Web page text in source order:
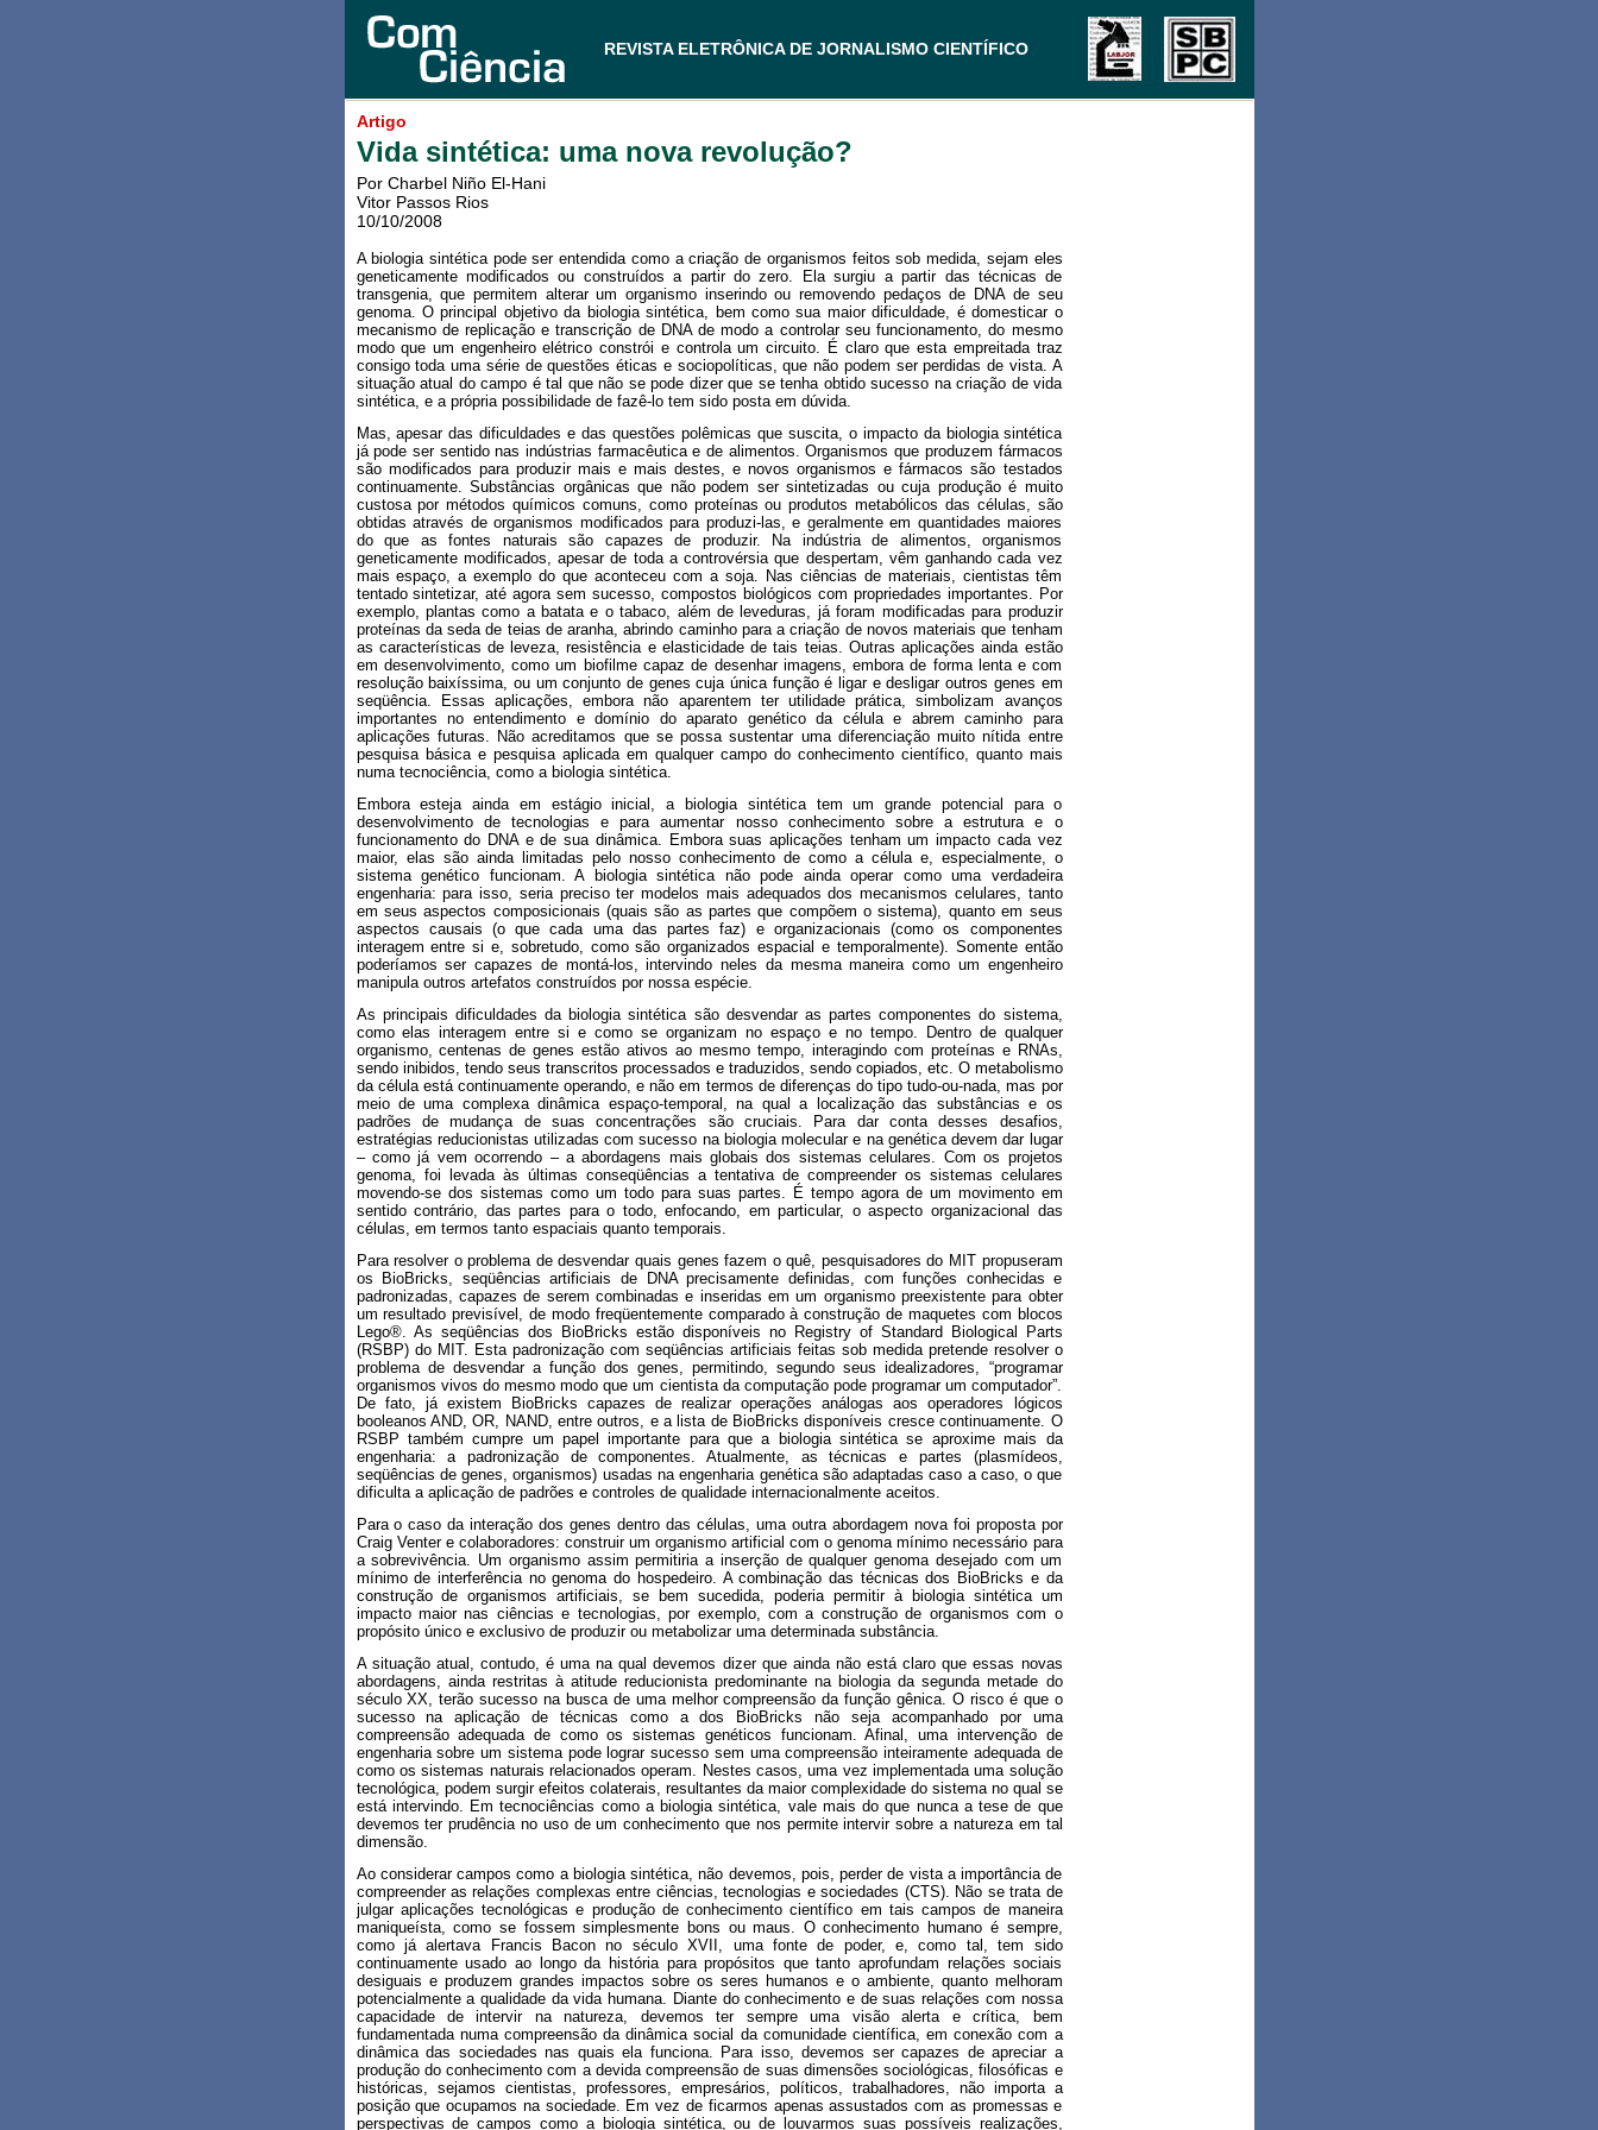
REVISTA ELETRÔNICA DE JORNALISMO CIENTÍFICO
Artigo
Vida sintética: uma nova revolução?
Por Charbel Niño El-Hani
Vitor Passos Rios
10/10/2008
A biologia sintética pode ser entendida como a criação de organismos feitos sob medida, sejam eles
geneticamente modificados ou construídos a partir do zero. Ela surgiu a partir das técnicas de
transgenia, que permitem alterar um organismo inserindo ou removendo pedaços de DNA de seu
genoma. O principal objetivo da biologia sintética, bem como sua maior dificuldade, é domesticar o
mecanismo de replicação e transcrição de DNA de modo a controlar seu funcionamento, do mesmo
modo que um engenheiro elétrico constrói e controla um circuito. É claro que esta empreitada traz
consigo toda uma série de questões éticas e sociopolíticas, que não podem ser perdidas de vista. A
situação atual do campo é tal que não se pode dizer que se tenha obtido sucesso na criação de vida
sintética, e a própria possibilidade de fazê-lo tem sido posta em dúvida.
Mas, apesar das dificuldades e das questões polêmicas que suscita, o impacto da biologia sintética
já pode ser sentido nas indústrias farmacêutica e de alimentos. Organismos que produzem fármacos
são modificados para produzir mais e mais destes, e novos organismos e fármacos são testados
continuamente. Substâncias orgânicas que não podem ser sintetizadas ou cuja produção é muito
custosa por métodos químicos comuns, como proteínas ou produtos metabólicos das células, são
obtidas através de organismos modificados para produzi-las, e geralmente em quantidades maiores
do que as fontes naturais são capazes de produzir. Na indústria de alimentos, organismos
geneticamente modificados, apesar de toda a controvérsia que despertam, vêm ganhando cada vez
mais espaço, a exemplo do que aconteceu com a soja. Nas ciências de materiais, cientistas têm
tentado sintetizar, até agora sem sucesso, compostos biológicos com propriedades importantes. Por
exemplo, plantas como a batata e o tabaco, além de leveduras, já foram modificadas para produzir
proteínas da seda de teias de aranha, abrindo caminho para a criação de novos materiais que tenham
as características de leveza, resistência e elasticidade de tais teias. Outras aplicações ainda estão
em desenvolvimento, como um biofilme capaz de desenhar imagens, embora de forma lenta e com
resolução baixíssima, ou um conjunto de genes cuja única função é ligar e desligar outros genes em
seqüência. Essas aplicações, embora não aparentem ter utilidade prática, simbolizam avanços
importantes no entendimento e domínio do aparato genético da célula e abrem caminho para
aplicações futuras. Não acreditamos que se possa sustentar uma diferenciação muito nítida entre
pesquisa básica e pesquisa aplicada em qualquer campo do conhecimento científico, quanto mais
numa tecnociência, como a biologia sintética.
Embora esteja ainda em estágio inicial, a biologia sintética tem um grande potencial para o
desenvolvimento de tecnologias e para aumentar nosso conhecimento sobre a estrutura e o
funcionamento do DNA e de sua dinâmica. Embora suas aplicações tenham um impacto cada vez
maior, elas são ainda limitadas pelo nosso conhecimento de como a célula e, especialmente, o
sistema genético funcionam. A biologia sintética não pode ainda operar como uma verdadeira
engenharia: para isso, seria preciso ter modelos mais adequados dos mecanismos celulares, tanto
em seus aspectos composicionais (quais são as partes que compõem o sistema), quanto em seus
aspectos causais (o que cada uma das partes faz) e organizacionais (como os componentes
interagem entre si e, sobretudo, como são organizados espacial e temporalmente). Somente então
poderíamos ser capazes de montá-los, intervindo neles da mesma maneira como um engenheiro
manipula outros artefatos construídos por nossa espécie.
As principais dificuldades da biologia sintética são desvendar as partes componentes do sistema,
como elas interagem entre si e como se organizam no espaço e no tempo. Dentro de qualquer
organismo, centenas de genes estão ativos ao mesmo tempo, interagindo com proteínas e RNAs,
sendo inibidos, tendo seus transcritos processados e traduzidos, sendo copiados, etc. O metabolismo
da célula está continuamente operando, e não em termos de diferenças do tipo tudo-ou-nada, mas por
meio de uma complexa dinâmica espaço-temporal, na qual a localização das substâncias e os
padrões de mudança de suas concentrações são cruciais. Para dar conta desses desafios,
estratégias reducionistas utilizadas com sucesso na biologia molecular e na genética devem dar lugar
– como já vem ocorrendo – a abordagens mais globais dos sistemas celulares. Com os projetos
genoma, foi levada às últimas conseqüências a tentativa de compreender os sistemas celulares
movendo-se dos sistemas como um todo para suas partes. É tempo agora de um movimento em
sentido contrário, das partes para o todo, enfocando, em particular, o aspecto organizacional das
células, em termos tanto espaciais quanto temporais.
Para resolver o problema de desvendar quais genes fazem o quê, pesquisadores do MIT propuseram
os BioBricks, seqüências artificiais de DNA precisamente definidas, com funções conhecidas e
padronizadas, capazes de serem combinadas e inseridas em um organismo preexistente para obter
um resultado previsível, de modo freqüentemente comparado à construção de maquetes com blocos
Lego®. As seqüências dos BioBricks estão disponíveis no Registry of Standard Biological Parts
(RSBP) do MIT. Esta padronização com seqüências artificiais feitas sob medida pretende resolver o
problema de desvendar a função dos genes, permitindo, segundo seus idealizadores, “programar
organismos vivos do mesmo modo que um cientista da computação pode programar um computador”.
De fato, já existem BioBricks capazes de realizar operações análogas aos operadores lógicos
booleanos AND, OR, NAND, entre outros, e a lista de BioBricks disponíveis cresce continuamente. O
RSBP também cumpre um papel importante para que a biologia sintética se aproxime mais da
engenharia: a padronização de componentes. Atualmente, as técnicas e partes (plasmídeos,
seqüências de genes, organismos) usadas na engenharia genética são adaptadas caso a caso, o que
dificulta a aplicação de padrões e controles de qualidade internacionalmente aceitos.
Para o caso da interação dos genes dentro das células, uma outra abordagem nova foi proposta por
Craig Venter e colaboradores: construir um organismo artificial com o genoma mínimo necessário para
a sobrevivência. Um organismo assim permitiria a inserção de qualquer genoma desejado com um
mínimo de interferência no genoma do hospedeiro. A combinação das técnicas dos BioBricks e da
construção de organismos artificiais, se bem sucedida, poderia permitir à biologia sintética um
impacto maior nas ciências e tecnologias, por exemplo, com a construção de organismos com o
propósito único e exclusivo de produzir ou metabolizar uma determinada substância.
A situação atual, contudo, é uma na qual devemos dizer que ainda não está claro que essas novas
abordagens, ainda restritas à atitude reducionista predominante na biologia da segunda metade do
século XX, terão sucesso na busca de uma melhor compreensão da função gênica. O risco é que o
sucesso na aplicação de técnicas como a dos BioBricks não seja acompanhado por uma
compreensão adequada de como os sistemas genéticos funcionam. Afinal, uma intervenção de
engenharia sobre um sistema pode lograr sucesso sem uma compreensão inteiramente adequada de
como os sistemas naturais relacionados operam. Nestes casos, uma vez implementada uma solução
tecnológica, podem surgir efeitos colaterais, resultantes da maior complexidade do sistema no qual se
está intervindo. Em tecnociências como a biologia sintética, vale mais do que nunca a tese de que
devemos ter prudência no uso de um conhecimento que nos permite intervir sobre a natureza em tal
dimensão.
Ao considerar campos como a biologia sintética, não devemos, pois, perder de vista a importância de
compreender as relações complexas entre ciências, tecnologias e sociedades (CTS). Não se trata de
julgar aplicações tecnológicas e produção de conhecimento científico em tais campos de maneira
maniqueísta, como se fossem simplesmente bons ou maus. O conhecimento humano é sempre,
como já alertava Francis Bacon no século XVII, uma fonte de poder, e, como tal, tem sido
continuamente usado ao longo da história para propósitos que tanto aprofundam relações sociais
desiguais e produzem grandes impactos sobre os seres humanos e o ambiente, quanto melhoram
potencialmente a qualidade da vida humana. Diante do conhecimento e de suas relações com nossa
capacidade de intervir na natureza, devemos ter sempre uma visão alerta e crítica, bem
fundamentada numa compreensão da dinâmica social da comunidade científica, em conexão com a
dinâmica das sociedades nas quais ela funciona. Para isso, devemos ser capazes de apreciar a
produção do conhecimento com a devida compreensão de suas dimensões sociológicas, filosóficas e
históricas, sejamos cientistas, professores, empresários, políticos, trabalhadores, não importa a
posição que ocupamos na sociedade. Em vez de ficarmos apenas assustados com as promessas e
perspectivas de campos como a biologia sintética, ou de louvarmos suas possíveis realizações,